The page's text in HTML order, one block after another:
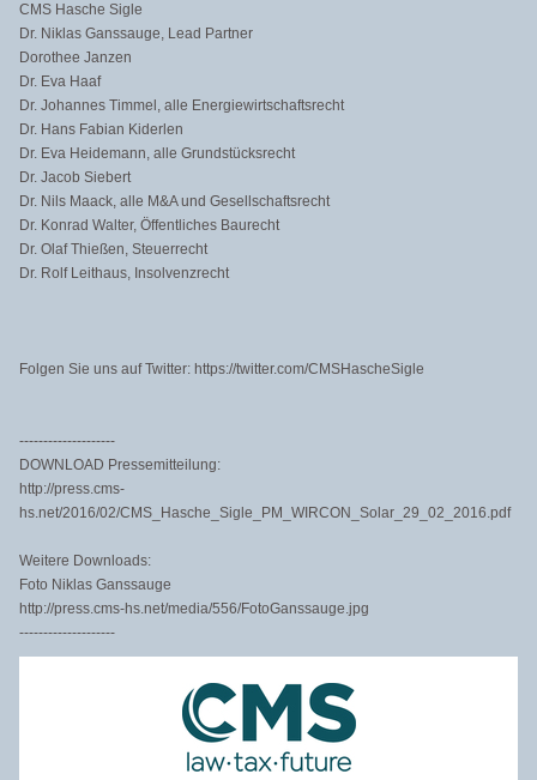
CMS Hasche Sigle
Dr. Niklas Ganssauge, Lead Partner
Dorothee Janzen
Dr. Eva Haaf
Dr. Johannes Timmel, alle Energiewirtschaftsrecht
Dr. Hans Fabian Kiderlen
Dr. Eva Heidemann, alle Grundstücksrecht
Dr. Jacob Siebert
Dr. Nils Maack, alle M&A und Gesellschaftsrecht
Dr. Konrad Walter, Öffentliches Baurecht
Dr. Olaf Thießen, Steuerrecht
Dr. Rolf Leithaus, Insolvenzrecht
Folgen Sie uns auf Twitter: https://twitter.com/CMSHascheSigle
--------------------
DOWNLOAD Pressemitteilung:
http://press.cms-
hs.net/2016/02/CMS_Hasche_Sigle_PM_WIRCON_Solar_29_02_2016.pdf
Weitere Downloads:
Foto Niklas Ganssauge
http://press.cms-hs.net/media/556/FotoGanssauge.jpg
--------------------